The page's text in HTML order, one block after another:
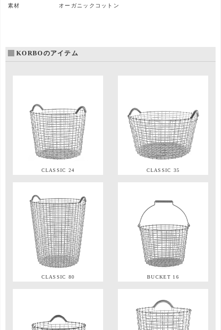
素材 オーガニックコットン
KORBOのアイテム
CLASSIC 24 CLASSIC 35
CLASSIC 80 BUCKET 16